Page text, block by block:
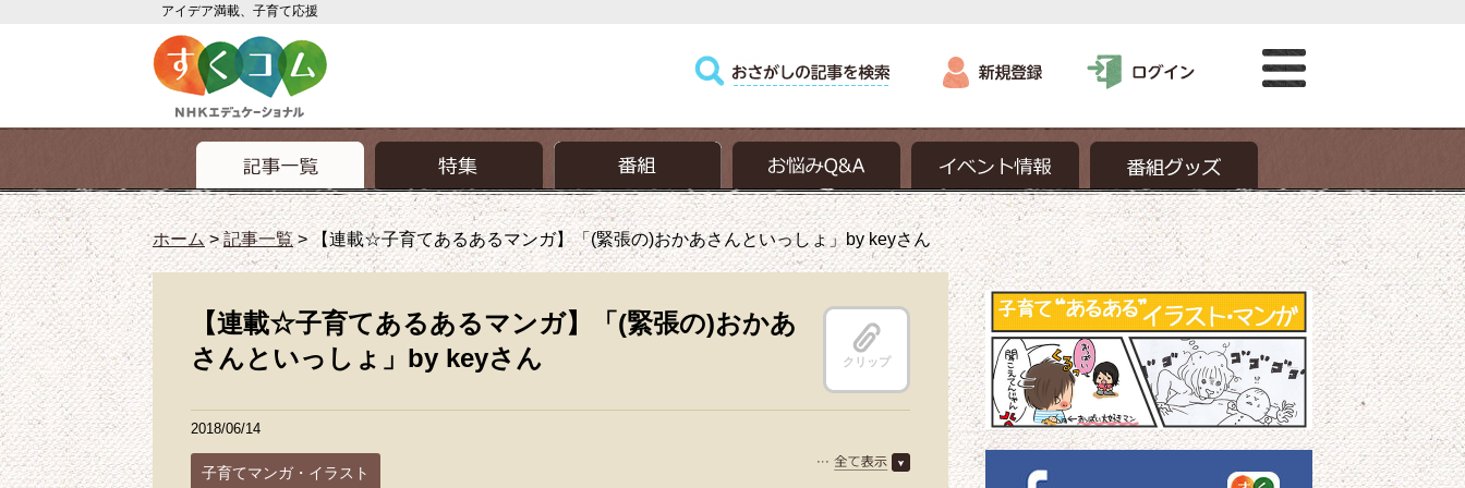
アイデア満載、子育て応援
ホーム>記事一覧>【連載☆子育てあるあるマンガ】「(緊張の)おかあさんといっしょ」by keyさん
【連載☆子育てあるあるマンガ】「(緊張の)おかあ
さんといっしょ」by keyさん
クリップ
2018/06/14
子育てマンガ・イラスト